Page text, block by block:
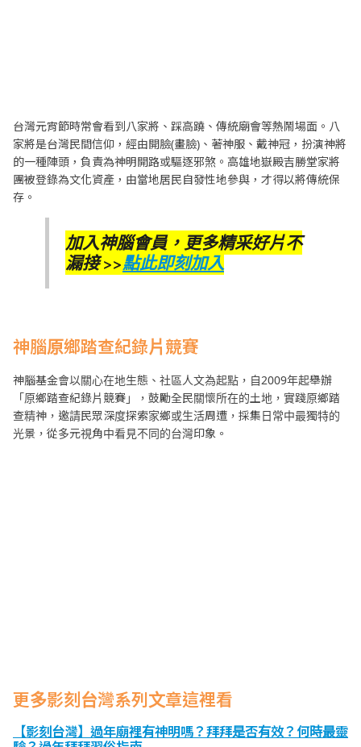
台灣元宵節時常會看到八家將、踩高蹺、傳統廟會等熱鬧場面。八
家將是台灣民間信仰，經由開臉(畫臉)、著神服、戴神冠，扮演神將
的一種陣頭，負責為神明開路或驅逐邪煞。高雄地嶽殿吉勝堂家將
團被登錄為文化資產，由當地居民自發性地參與，才得以將傳統保
存。
加入神腦會員，更多精采好片不
漏接 >>點此即刻加入
神腦原鄉踏查紀錄片競賽
神腦基金會以關心在地生態、社區人文為起點，自2009年起舉辦
「原鄉踏查紀錄片競賽」，鼓勵全民關懷所在的土地，實踐原鄉踏
查精神，邀請民眾深度探索家鄉或生活周遭，採集日常中最獨特的
光景，從多元視角中看見不同的台灣印象。
更多影刻台灣系列文章這裡看
【影刻台灣】過年廟裡有神明嗎？拜拜是否有效？何時最靈